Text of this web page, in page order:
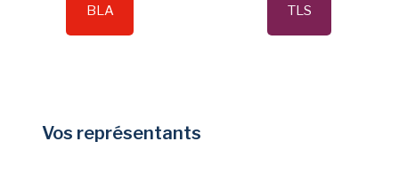
BLA TLS
Vos représentants